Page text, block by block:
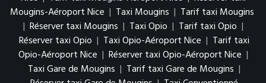
Mougins-Aéroport Nice | Taxi Mougins | Tarif taxi Mougins
| Réserver taxi Mougins | Taxi Opio | Tarif taxi Opio |
Réserver taxi Opio | Taxi Opio-Aéroport Nice | Tarif taxi
Opio-Aéroport Nice | Réserver taxi Opio-Aéroport Nice |
Taxi Gare de Mougins | Tarif taxi Gare de Mougins |